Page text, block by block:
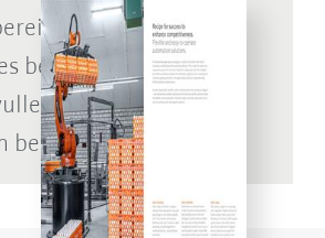
beleggen
bereiden en serveren